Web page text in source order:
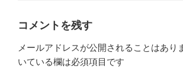
コメントを残す
メールアドレスが公開されることはあり
いている欄は必須項目です